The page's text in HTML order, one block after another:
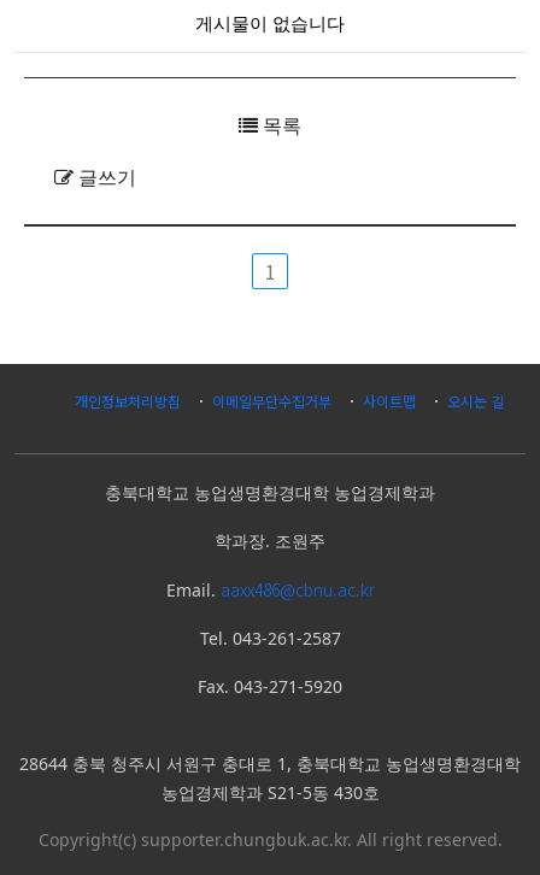
게시물이 없습니다
목록
글쓰기
1
개인정보처리방침 이메일무단수집거부 사이트맵 오시는 길
충북대학교 농업생명환경대학 농업경제학과
학과장. 조원주
Email. aaxx486@cbnu.ac.kr
Tel. 043-261-2587
Fax. 043-271-5920
28644 충북 청주시 서원구 충대로 1, 충북대학교 농업생명환경대학
농업경제학과 S21-5동 430호
Copyright(c) supporter.chungbuk.ac.kr. All right reserved.